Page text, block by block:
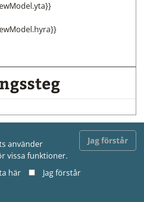
Jag förstår
använder
vissa funktioner.
här Jag förstår